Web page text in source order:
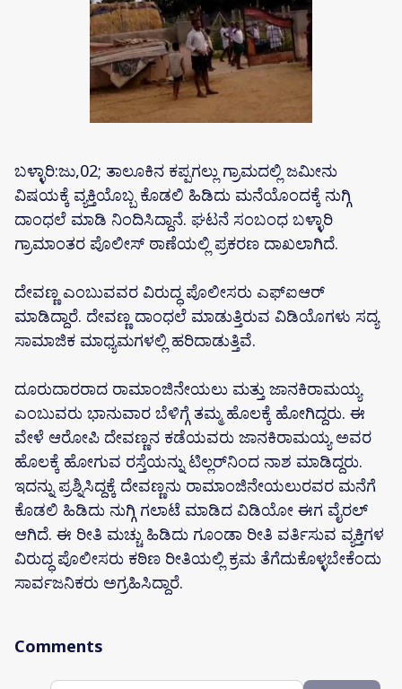
ಬಳ್ಳಾರಿ:ಜು,02; ತಾಲೂಕಿನ ಕಪ್ಪಗಲ್ಲು ಗ್ರಾಮದಲ್ಲಿ ಜಮೀನು
ವಿಷಯಕ್ಕೆ ವ್ಯಕ್ತಿಯೊಬ್ಬ ಕೊಡಲಿ ಹಿಡಿದು ಮನೆಯೊಂದಕ್ಕೆ ನುಗ್ಗಿ
ದಾಂಧಲೆ ಮಾಡಿ ನಿಂದಿಸಿದ್ದಾನೆ. ಘಟನೆ ಸಂಬಂಧ ಬಳ್ಳಾರಿ
ಗ್ರಾಮಾಂತರ ಪೊಲೀಸ್ ಠಾಣೆಯಲ್ಲಿ ಪ್ರಕರಣ ದಾಖಲಾಗಿದೆ.
ದೇವಣ್ಣ ಎಂಬುವವರ ವಿರುದ್ಧ ಪೊಲೀಸರು ಎಫ್‌ಐಆರ್
ಮಾಡಿದ್ದಾರೆ. ದೇವಣ್ಣ ದಾಂಧಲೆ ಮಾಡುತ್ತಿರುವ ವಿಡಿಯೊಗಳು ಸದ್ಯ
ಸಾಮಾಜಿಕ ಮಾಧ್ಯಮಗಳಲ್ಲಿ ಹರಿದಾಡುತ್ತಿವೆ.
ದೂರುದಾರರಾದ ರಾಮಾಂಜಿನೇಯಲು ಮತ್ತು ಜಾನಕಿರಾಮಯ್ಯ
ಎಂಬುವರು ಭಾನುವಾರ ಬೆಳಿಗ್ಗೆ ತಮ್ಮ ಹೊಲಕ್ಕೆ ಹೋಗಿದ್ದರು. ಈ
ವೇಳೆ ಆರೋಪಿ ದೇವಣ್ಣನ ಕಡೆಯವರು ಜಾನಕಿರಾಮಯ್ಯ ಅವರ
ಹೊಲಕ್ಕೆ ಹೋಗುವ ರಸ್ತೆಯನ್ನು ಟಿಲ್ಲರ್‌ನಿಂದ ನಾಶ ಮಾಡಿದ್ದರು.
ಇದನ್ನು ಪ್ರಶ್ನಿಸಿದ್ದಕ್ಕೆ ದೇವಣ್ಣನು ರಾಮಾಂಜಿನೇಯಲುರವರ ಮನೆಗೆ
ಕೊಡಲಿ ಹಿಡಿದು ನುಗ್ಗಿ ಗಲಾಟೆ ಮಾಡಿದ ವಿಡಿಯೋ ಈಗ ವೈರಲ್
ಆಗಿದೆ. ಈ ರೀತಿ ಮಚ್ಚು ಹಿಡಿದು ಗೂಂಡಾ ರೀತಿ ವರ್ತಿಸುವ ವ್ಯಕ್ತಿಗಳ
ವಿರುದ್ಧ ಪೊಲೀಸರು ಕಠಿಣ ರೀತಿಯಲ್ಲಿ ಕ್ರಮ ತೆಗೆದುಕೊಳ್ಳಬೇಕೆಂದು
ಸಾರ್ವಜನಿಕರು ಅಗ್ರಹಿಸಿದ್ದಾರೆ.
Comments